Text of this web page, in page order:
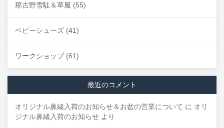
那古野雪駄＆草履 (55)
ベビーシューズ (41)
ワークショップ(61)
最近のコメント
オリジナル鼻緒入荷のお知らせ＆お盆の営業について に オリ
ジナル鼻緒入荷のお知らせ より